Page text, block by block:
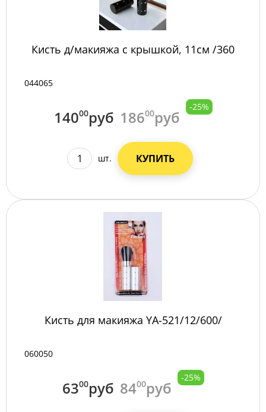
Кисть д/макияжа с крышкой, 11см /360
044065
14000руб 18600руб
-25%
шт. КУПИТЬ
Кисть для макияжа YA-521/12/600/
060050
6300руб 8400руб
-25%